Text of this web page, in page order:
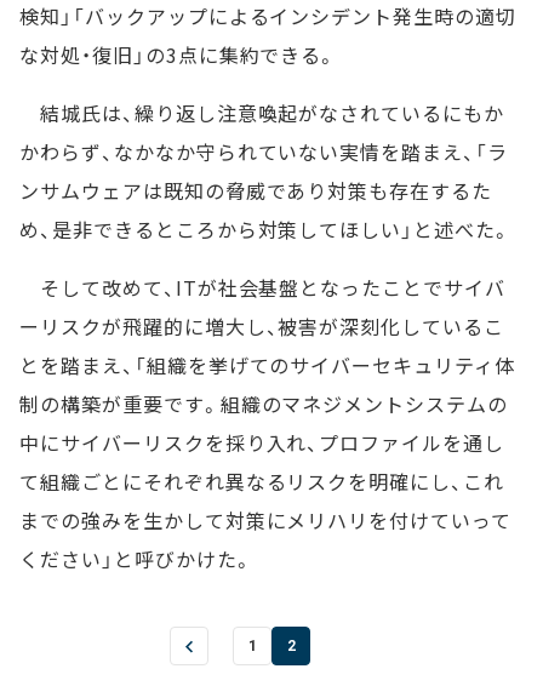
検知」「バックアップによるインシデント発生時の適切
な対処・復旧」の3点に集約できる。
結城氏は、繰り返し注意喚起がなされているにもか
かわらず、なかなか守られていない実情を踏まえ、「ラ
ンサムウェアは既知の脅威であり対策も存在するた
め、是非できるところから対策してほしい」と述べた。
そして改めて、ITが社会基盤となったことでサイバ
ーリスクが飛躍的に増大し、被害が深刻化しているこ
とを踏まえ、「組織を挙げてのサイバーセキュリティ体
制の構築が重要です。組織のマネジメントシステムの
中にサイバーリスクを採り入れ、プロファイルを通し
て組織ごとにそれぞれ異なるリスクを明確にし、これ
までの強みを生かして対策にメリハリを付けていって
ください」と呼びかけた。
1 2